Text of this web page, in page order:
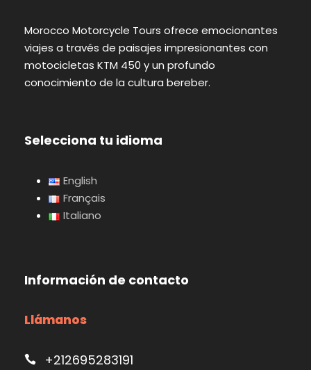
Morocco Motorcycle Tours ofrece emocionantes
viajes a través de paisajes impresionantes con
motocicletas KTM 450 y un profundo
conocimiento de la cultura bereber.
Selecciona tu idioma
English
Français
Italiano
Información de contacto
Llámanos
+212695283191